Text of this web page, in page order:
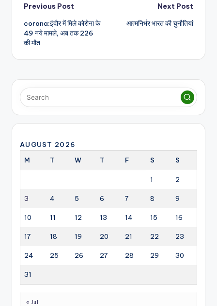
Post
navigation
Previous Post
corona:इंदौर में मिले कोरोना के
49 नये मामले, अब तक 226
की मौत
Next Post
आत्मनिर्भर भारत की चुनौतियां
AUGUST 2026
M
T W T F S S
1 2
3 4 5 6 7 8 9
10 11 12 13 14 15 16
17 18 19 20 21 22 23
24 25 26 27 28 29 30
31
« Jul